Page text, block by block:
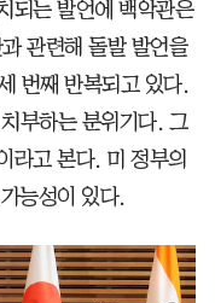
되는 발언에 백악관은
관련해 돌발 발언을
번째 반복되고 있다.
부하는 분위기다. 그
라고 본다. 미 정부의
능성이 있다.